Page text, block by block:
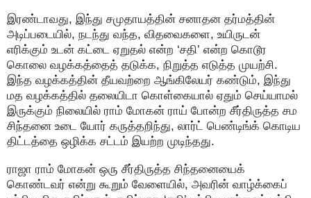
இரண்டாவது, இந்து சமுதாயத்தின் சனாதன தர்மத்தின்
அடிப்படையில், நடந்து வந்த, விதவைகளை, உயிருடன்
எரிக்கும் உடன் கட்டை ஏறுதல் என்ற ‘சதி’ என்ற கொடூர
கொலை வழக்கத்தைத் தடுக்க, நிறுத்த எடுத்த முயற்சி.
இந்த வழக்கத்தின் தீயவற்றை ஆங்கிலேயர் கண்டும், இந்து
மத வழக்கத்தில் தலையிடா கொள்கையால் ஏதும் செய்யாமல்
இருக்கும் நிலையில் ராம் மோகன் ராய் போன்ற சீர்திருத்த சம
சிந்தனை உடை யோர் கருத்தறிந்து, லார்ட் பெண்டிங்க் கொடிய
திட்டத்தை ஒழிக்க சட்டம் இயற்ற முடிந்தது.
ராஜா ராம் மோகன் ஒரு சீர்திருத்த சிந்தனையைக்
கொண்டவர் என்று கூறும் வேளையில், அவரின் வாழ்க்கைப்